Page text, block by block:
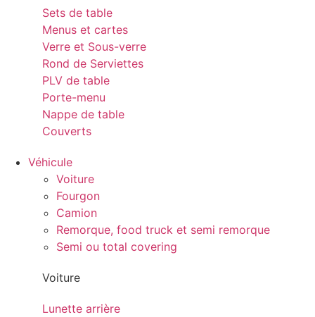
Sets de table
Menus et cartes
Verre et Sous-verre
Rond de Serviettes
PLV de table
Porte-menu
Nappe de table
Couverts
Véhicule
Voiture
Fourgon
Camion
Remorque, food truck et semi remorque
Semi ou total covering
Voiture
Lunette arrière